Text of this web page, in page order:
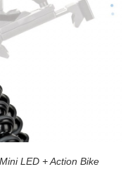
LED + Action Bike